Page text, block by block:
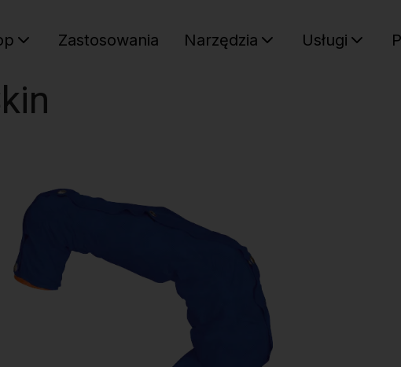
Zastosowania Narzędzia Usługi